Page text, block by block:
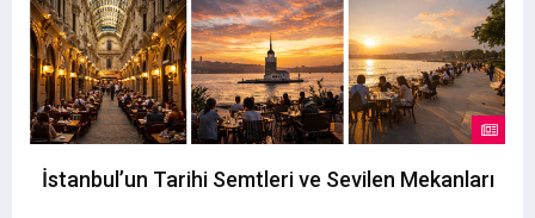
İstanbul’un Tarihi Semtleri ve Sevilen Mekanları